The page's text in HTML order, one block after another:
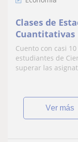
Clases de
Cuantitativas
Cuento con casi
estudiantes de
superar las
ver más